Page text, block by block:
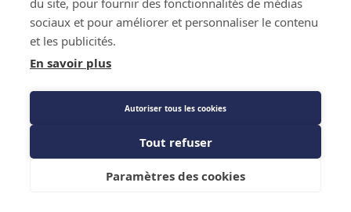
du site, pour fournir des fonctionnalités de médias
sociaux et pour améliorer et personnaliser le contenu
et les publicités.
En savoir plus
Autoriser tous les cookies
Tout refuser
Paramètres des cookies